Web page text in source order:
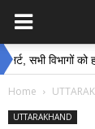
को हाई
Home
UTTARAKHAND